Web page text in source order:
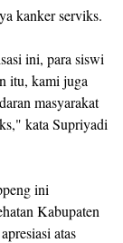
kanker serviks.
ini, para siswi
itu, kami juga
masyarakat
kata Supriyadi
ini
Kabupaten
atas